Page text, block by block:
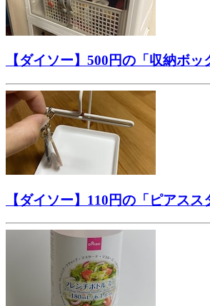
【ダイソー】500円の「収納ボ
【ダイソー】110円の「ピアス